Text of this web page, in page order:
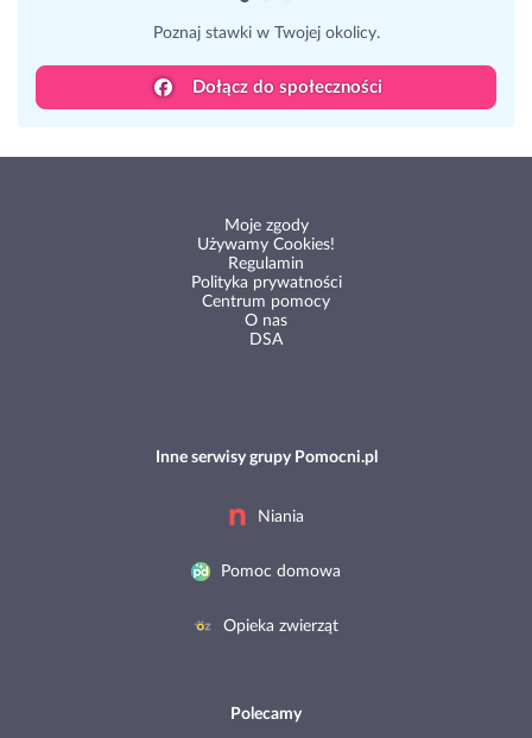
Poznaj stawki w Twojej okolicy.
Dołącz do społeczności
Moje zgody
Używamy Cookies!
Regulamin
Polityka prywatności
Centrum pomocy
O nas
DSA
Inne serwisy grupy Pomocni.pl
Niania
Pomoc domowa
Opieka zwierząt
Polecamy